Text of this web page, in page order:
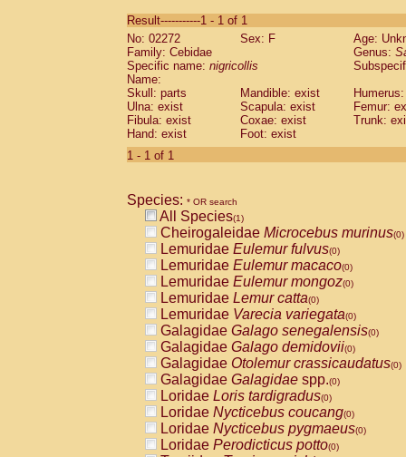
CebidaeSaguinus labiatus(0)
Cebidae Saguinus leucopus (0)
Cebidae
CebidaeSaguinus mystax
Cebidae Saguinus nigricollis (1)
Cebidae Saguinus oedipus
Cebidae Saguinus weddelli
Cebidae Saguinusspp.
Cebidae
CebidaeCebus capucinus
CebidaeCebus nigrivittatus
CebidaeCebus spp.(0)
CebidaeSaimiri boliviensis(0)
CebidaeSaimiri sciureus(0)
AtelidaeAlouatta caraya(0)
AtelidaeAlouatta fusca(0)
AtelidaeAlouatta seniculus(0)
AtelidaeAlouattaspp.(0)
AtelidaeAteles belzebuth(0)
AtelidaeAteles geoffroyi(0)
AtelidaeAteles paniscus(0)
AtelidaeAtelesspp.(0)
AtelidaeLagothrix lagothricha(0)
AtelidaeLagothrix lagothricha cana
PitheciidaeCacajao calvus
Result-----------1 - 1 of 1
No: 02272
Sex: F
Age:
Family: Cebidae
Genus:
Specific name: nigricollis
Name:
Skull: parts
Mandible: exist
Ulna: exist
Scapula: exist
Femur:
Fibula: exist
Coxae: exist
Trunk:
Hand: exist
Foot: exist
1 - 1 of 1
Species: * OR search
All Species(1)
Cheirogaleidae Microcebus murinus(0)
Lemuridae Eulemur fulvus(0)
Lemuridae Eulemur macaco(0)
Lemuridae Eulemur mongoz(0)
Lemuridae Lemur catta(0)
Lemuridae Varecia variegata(0)
Galagidae Galago senegalensis(0)
Galagidae Galago demidovii(0)
Galagidae Otolemur crassicaudatus(0)
Galagidae Galagidae spp.(0)
Loridae Loris tardigradus(0)
Loridae Nycticebus coucang(0)
Loridae Nycticebus pygmaeus(0)
Loridae Perodicticus potto(0)